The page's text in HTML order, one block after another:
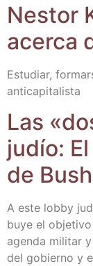
Nes­tor
acer­ca
Estu­diar,
anticapitalista
Las
judío:
de Bush
A este lobby
bu­ye el
agen­da mili­tar
del gobierno y